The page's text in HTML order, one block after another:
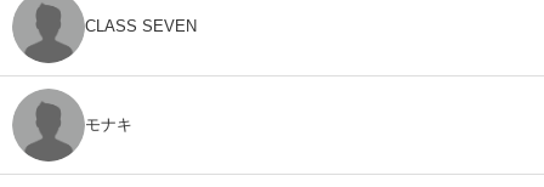
CLASS SEVEN
モナキ